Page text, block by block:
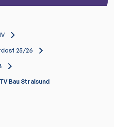
25/26
Bau Stralsund